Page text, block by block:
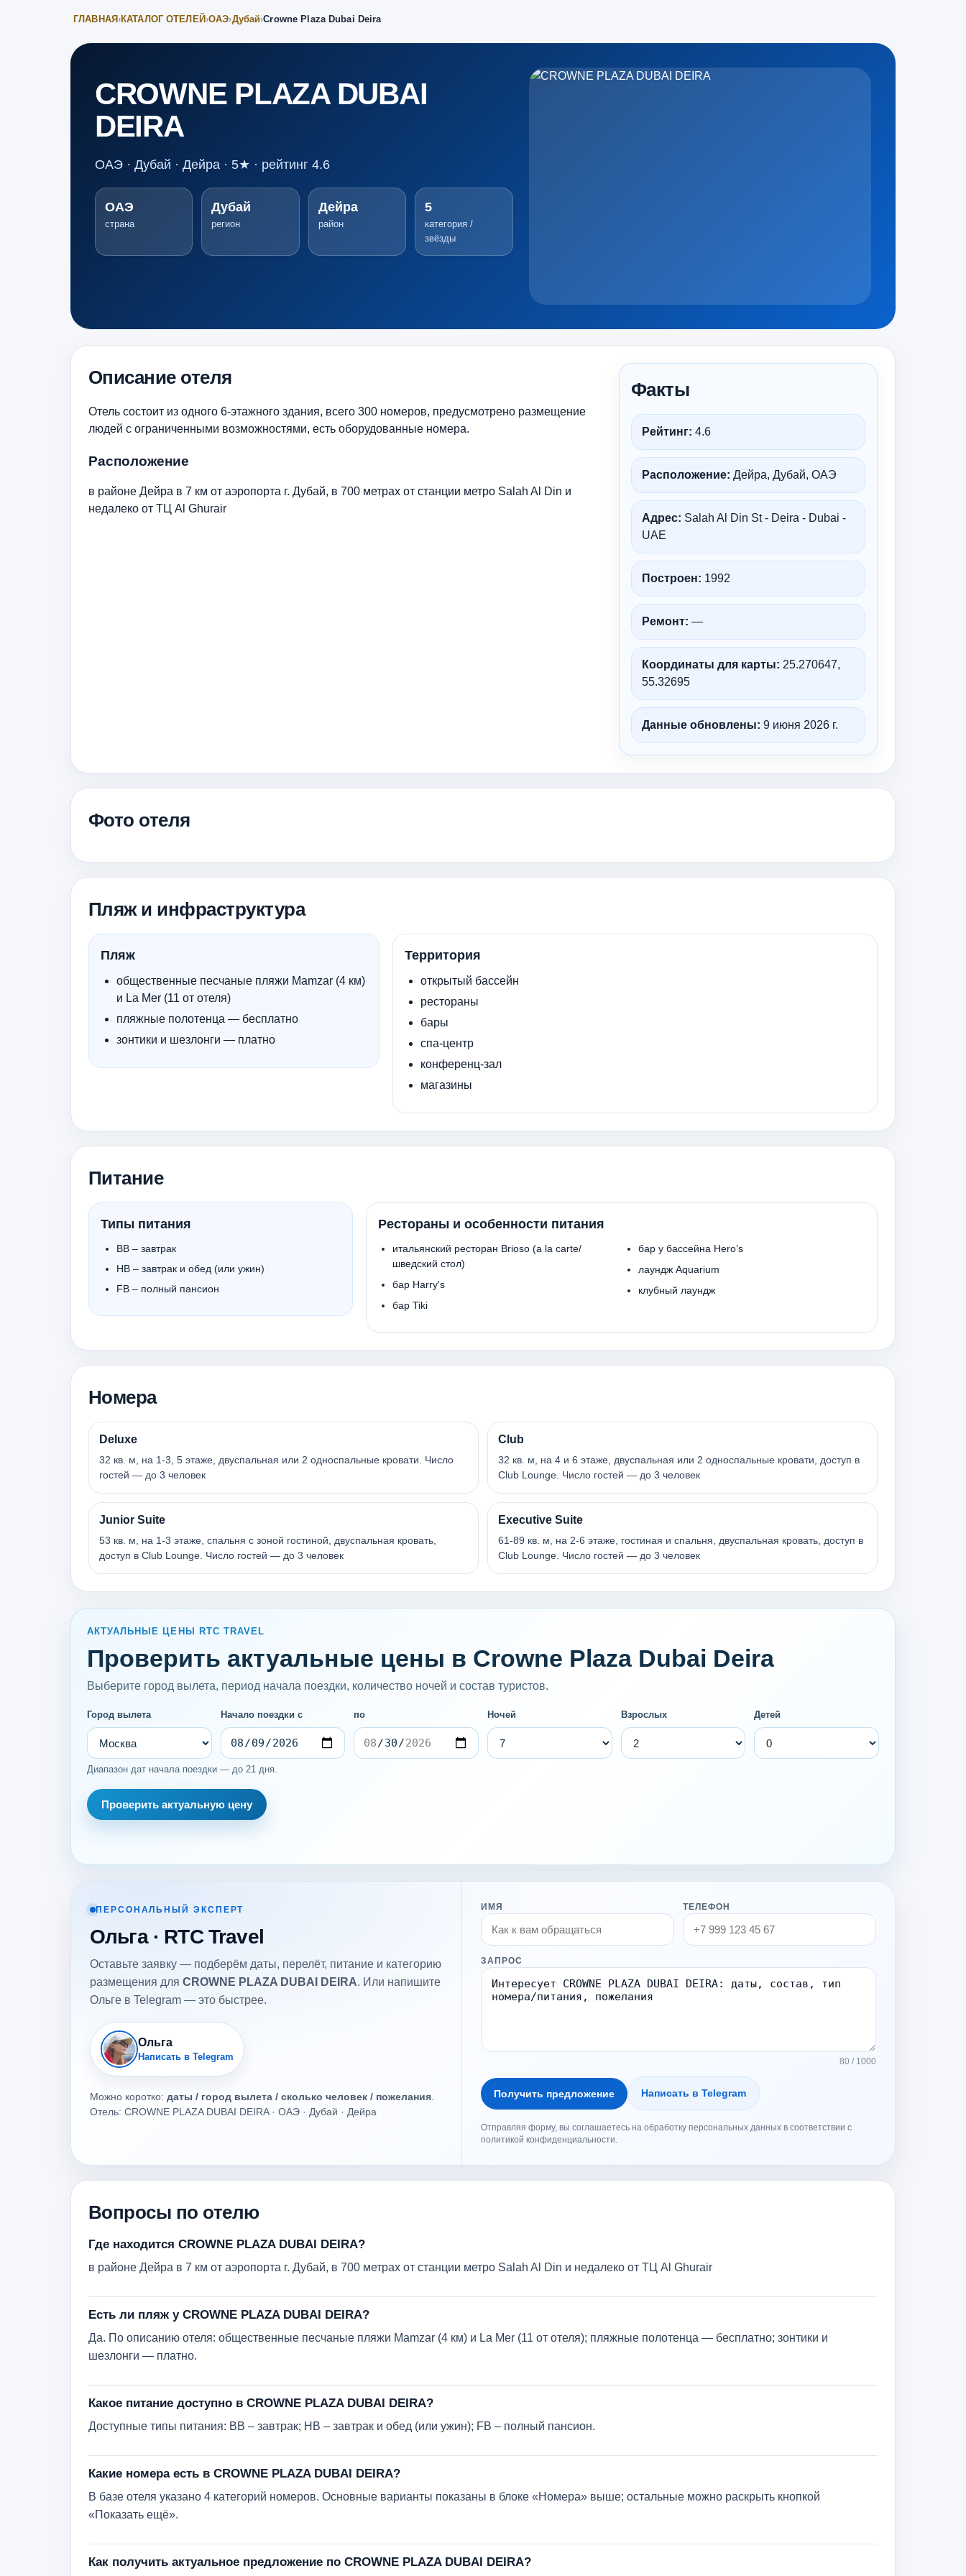
ГЛАВНАЯ ›КАТАЛОГ ОТЕЛЕЙ ›ОАЭ›Дубай›Crowne Plaza Dubai Deira
CROWNE PLAZA DUBAI
DEIRA
ОАЭ · Дубай · Дейра · 5★ · рейтинг 4.6
ОАЭ
страна
Дубай
регион
Дейра
район
5
категория /
звёзды
Описание отеля
Отель состоит из одного 6-этажного здания, всего 300 номеров, предусмотрено размещение
людей с ограниченными возможностями, есть оборудованные номера.
Расположение
в районе Дейра в 7 км от аэропорта г. Дубай, в 700 метрах от станции метро Salah Al Din и
недалеко от ТЦ Al Ghurair
Факты
Рейтинг: 4.6
Расположение: Дейра, Дубай, ОАЭ
Адрес: Salah Al Din St - Deira - Dubai -
UAE
Построен: 1992
Ремонт: —
Координаты для карты: 25.270647,
55.32695
Данные обновлены: 9 июня 2026 г.
Фото отеля
Пляж и инфраструктура
Пляж
общественные песчаные пляжи Mamzar (4 км)
и La Mer (11 от отеля)
пляжные полотенца — бесплатно
зонтики и шезлонги — платно
Территория
открытый бассейн
рестораны
бары
спа-центр
конференц-зал
магазины
Питание
Типы питания
BB – завтрак
HB – завтрак и обед (или ужин)
FB – полный пансион
Рестораны и особенности питания
итальянский ресторан Brioso (a la carte/
шведский стол)
бар Harry's
бар Tiki
бар у бассейна Hero’s
лаундж Aquarium
клубный лаундж
Номера
Deluxe
32 кв. м, на 1-3, 5 этаже, двуспальная или 2 односпальные кровати. Число
гостей — до 3 человек
Club
32 кв. м, на 4 и 6 этаже, двуспальная или 2 односпальные кровати, доступ в
Club Lounge. Число гостей — до 3 человек
Junior Suite
53 кв. м, на 1-3 этаже, спальня с зоной гостиной, двуспальная кровать,
доступ в Club Lounge. Число гостей — до 3 человек
Executive Suite
61-89 кв. м, на 2-6 этаже, гостиная и спальня, двуспальная кровать, доступ в
Club Lounge. Число гостей — до 3 человек
АКТУАЛЬНЫЕ ЦЕНЫ RTC TRAVEL
Проверить актуальные цены в Crowne Plaza Dubai Deira
Выберите город вылета, период начала поездки, количество ночей и состав туристов.
Город вылета Начало поездки с по Ночей Взрослых Детей
Диапазон дат начала поездки — до 21 дня.
Проверить актуальную цену
ПЕРСОНАЛЬНЫЙ ЭКСПЕРТ
Ольга · RTC Travel
Оставьте заявку — подберём даты, перелёт, питание и категорию
размещения для CROWNE PLAZA DUBAI DEIRA. Или напишите
Ольге в Telegram — это быстрее.
Ольга
Написать в Telegram
Можно коротко: даты / город вылета / сколько человек / пожелания
Отель: CROWNE PLAZA DUBAI DEIRA · ОАЭ · Дубай · Дейра
ИМЯ ТЕЛЕФОН
ЗАПРОС
80 / 1000
Получить предложение Написать в Telegram
Отправляя форму, вы соглашаетесь на обработку персональных данных в соответствии с
политикой конфиденциальности.
Вопросы по отелю
Где находится CROWNE PLAZA DUBAI DEIRA?
в районе Дейра в 7 км от аэропорта г. Дубай, в 700 метрах от станции метро Salah Al Din и недалеко от ТЦ Al Ghurair
Есть ли пляж у CROWNE PLAZA DUBAI DEIRA?
Да. По описанию отеля: общественные песчаные пляжи Mamzar (4 км) и La Mer (11 от отеля); пляжные полотенца — бесплатно; зонтики и
шезлонги — платно.
Какое питание доступно в CROWNE PLAZA DUBAI DEIRA?
Доступные типы питания: BB – завтрак; HB – завтрак и обед (или ужин); FB – полный пансион.
Какие номера есть в CROWNE PLAZA DUBAI DEIRA?
В базе отеля указано 4 категорий номеров. Основные варианты показаны в блоке «Номера» выше; остальные можно раскрыть кнопкой
«Показать ещё».
Как получить актуальное предложение по CROWNE PLAZA DUBAI DEIRA?